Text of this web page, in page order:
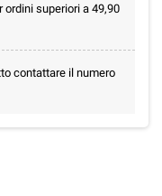
ordini superiori a 49,90
contattare il numero